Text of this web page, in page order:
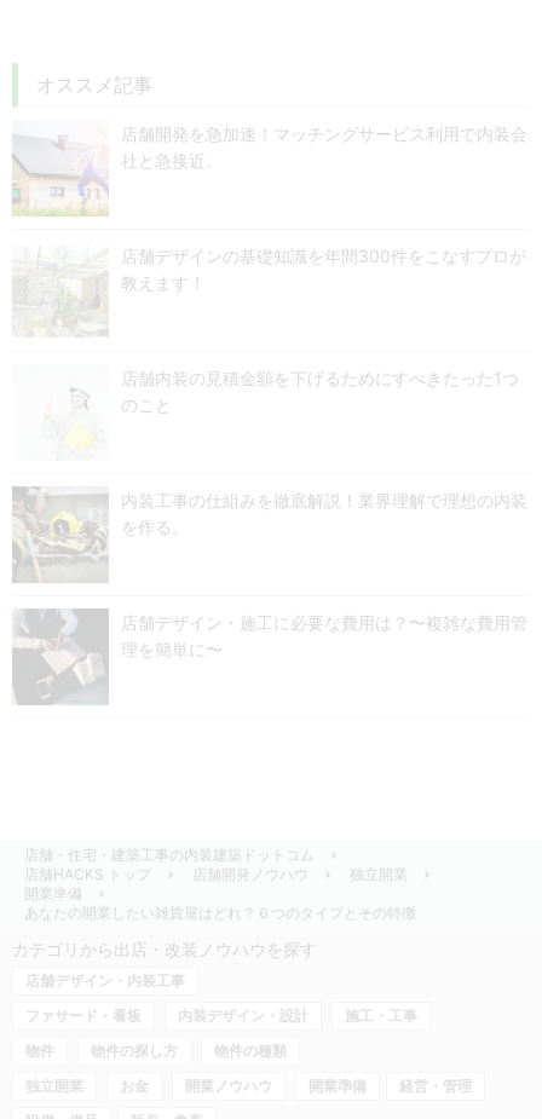
オススメ記事
店舗開発を急加速！マッチングサービス利用で内装会
社と急接近。
店舗デザインの基礎知識を年間300件をこなすプロが
教えます！
店舗内装の見積金額を下げるためにすべきたった1つ
のこと
内装工事の仕組みを徹底解説！業界理解で理想の内装
を作る。
店舗デザイン・施工に必要な費用は？〜複雑な費用管
理を簡単に〜
店舗・住宅・建築工事の内装建築ドットコム
店舗HACKS トップ
店舗開発ノウハウ
独立開業
開業準備
あなたの開業したい雑貨屋はどれ？６つのタイプとその特徴
カテゴリから出店・改装ノウハウを探す
店舗デザイン・内装工事
ファサード・看板
内装デザイン・設計
施工・工事
物件
物件の探し方
物件の種類
独立開業
お金 開業ノウハウ 開業準備
経営・管理